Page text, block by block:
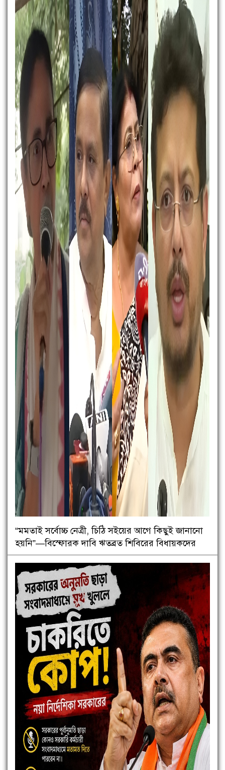
“মমতাই সর্বোচ্চ নেত্রী, চিঠি সইয়ের আগে কিছুই জানানো
হয়নি”—বিস্ফোরক দাবি ঋতব্রত শিবিরের বিধায়কদের